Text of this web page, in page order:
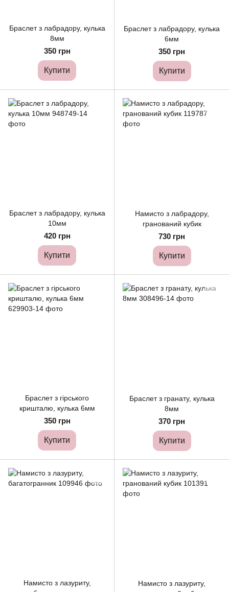
Браслет з лабрадору, кулька
8мм
350 грн
Купити
Браслет з лабрадору, кулька
6мм
350 грн
Купити
Браслет з лабрадору, кулька
10мм
420 грн
Купити
Намисто з лабрадору,
гранований кубик
730 грн
Купити
Браслет з гірського
кришталю, кулька 6мм
350 грн
Купити
Браслет з гранату, кулька
8мм
370 грн
Купити
Намисто з лазуриту,
Намисто з лазуриту,